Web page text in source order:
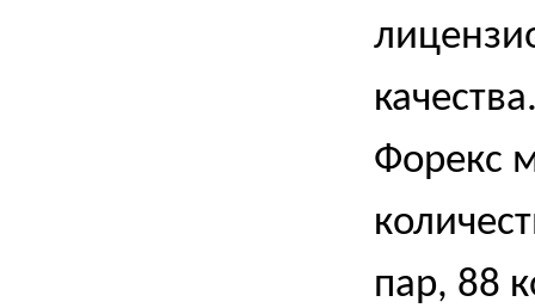
Форекс
пар, 88